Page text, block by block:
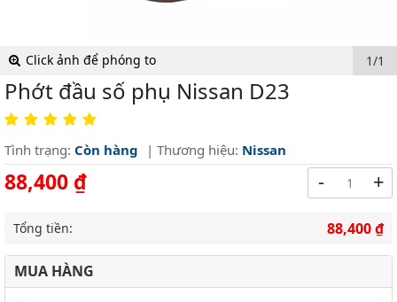
Click ảnh để phóng to 1/1
Phớt đầu số phụ Nissan D23
Tình trạng: Còn hàng | Thương hiệu: Nissan
88,400 ₫ - +
Tổng tiền: 88,400 ₫
MUA HÀNG